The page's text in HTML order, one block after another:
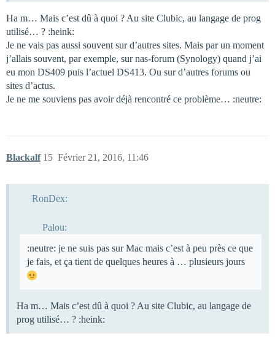
Ha m… Mais c’est dû à quoi ? Au site Clubic, au langage de prog
utilisé… ? :heink:
Je ne vais pas aussi souvent sur d’autres sites. Mais par un moment
j’allais souvent, par exemple, sur nas-forum (Synology) quand j’ai
eu mon DS409 puis l’actuel DS413. Ou sur d’autres forums ou
sites d’actus.
Je ne me souviens pas avoir déjà rencontré ce problème… :neutre:
Blackalf Février 21, 2016, 11:46
15
RonDex:
Palou:
:neutre: je ne suis pas sur Mac mais c’est à peu près ce que
je fais, et ça tient de quelques heures à … plusieurs jours
Ha m… Mais c’est dû à quoi ? Au site Clubic, au langage de
prog utilisé… ? :heink: